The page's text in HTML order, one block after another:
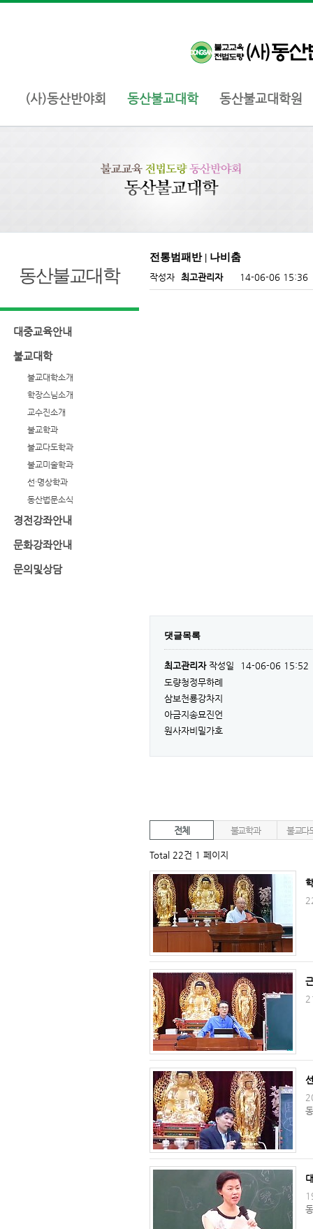
(사)동산반야회 동산불교대학 동산불교대학원
동산불교대학
대중교육안내
불교대학
불교대학소개
학장스님소개
교수진소개
불교학과
불교다도학과
불교미술학과
선·명상학과
동산법문소식
경전강좌안내
문화강좌안내
문의및상담
전통범패반 | 나비춤
작성자 최고관리자 14-06-06 15:36
댓글목록
최고관리자작성일
14-06-06 15:52
도량청정무하례
삼보천룡강차지
아금지송묘진언
원사자비밀가호
전체 불교학과 불교다
Total 22건 1 페이지